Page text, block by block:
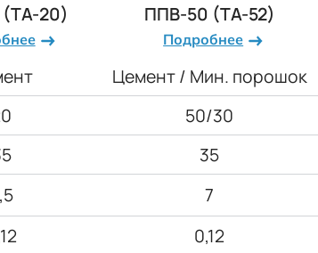
20) ППВ-50 (ТА-52)
Подробнее
Цемент / Мин. порошок
50/30
35
7
0,12